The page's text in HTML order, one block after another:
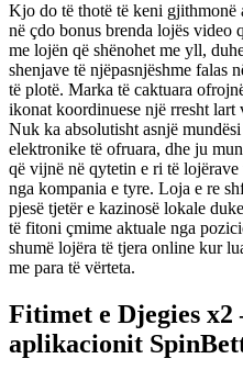
Kjo do të thotë të keni gjithmonë
në çdo bonus brenda lojës
me lojën që shënohet me yll,
shenjave të njëpasnjëshme falas
të plotë. Marka të caktuara
ikonat koordinuese një rresht
Nuk ka absolutisht asnjë
elektronike të ofruara, dhe ju
që vijnë në qytetin e ri të
nga kompania e tyre. Loja e re
pjesë tjetër e kazinosë lokale
të fitoni çmime aktuale nga
shumë lojëra të tjera online kur
me para të vërteta.
Fitimet e Djegies
aplikacionit